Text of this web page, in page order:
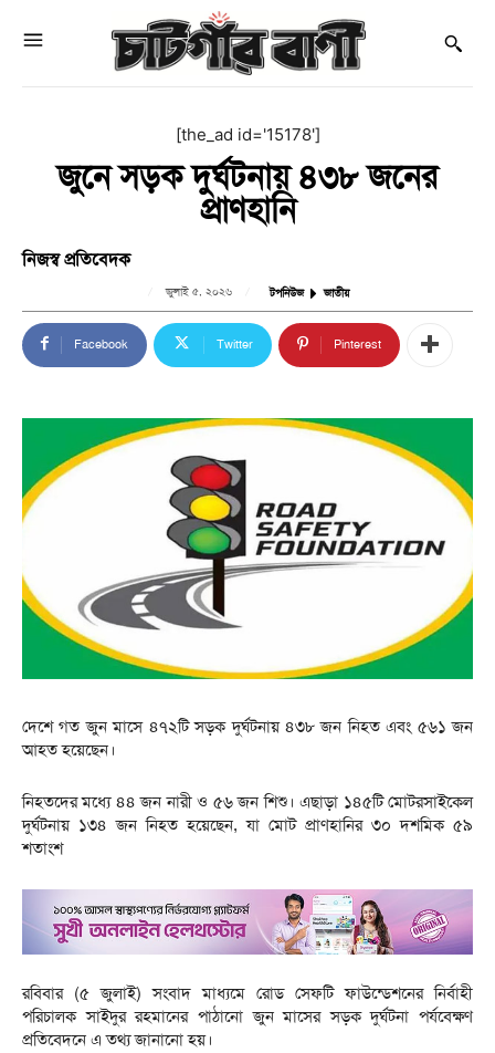
[the_ad id='15178']
জুনে সড়ক দুর্ঘটনায় ৪৩৮ জনের
প্রাণহানি
নিজস্ব প্রতিবেদক
জুলাই ৫, ২০২৬ টপনিউজ জাতীয়
Facebook Twitter Pinterest
দেশে গত জুন মাসে ৪৭২টি সড়ক দুর্ঘটনায় ৪৩৮ জন নিহত এবং ৫৬১ জন
আহত হয়েছেন।
নিহতদের মধ্যে ৪৪ জন নারী ও ৫৬ জন শিশু। এছাড়া ১৪৫টি মোটরসাইকেল
দুর্ঘটনায় ১৩৪ জন নিহত হয়েছেন, যা মোট প্রাণহানির ৩০ দশমিক ৫৯
শতাংশ
রবিবার (৫ জুলাই) সংবাদ মাধ্যমে রোড সেফটি ফাউন্ডেশনের নির্বাহী
পরিচালক সাইদুর রহমানের পাঠানো জুন মাসের সড়ক দুর্ঘটনা পর্যবেক্ষণ
প্রতিবেদনে এ তথ্য জানানো হয়।